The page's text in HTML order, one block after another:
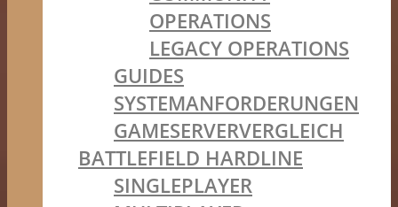
OPERATIONS
LEGACY OPERATIONS
GUIDES
SYSTEMANFORDERUNGEN
GAMESERVERVERGLEICH
BATTLEFIELD HARDLINE
SINGLEPLAYER